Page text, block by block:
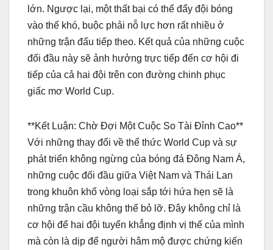
lớn. Ngược lại, một thất bại có thể đẩy đội bóng
vào thế khó, buộc phải nỗ lực hơn rất nhiều ở
những trận đấu tiếp theo. Kết quả của những cuộc
đối đầu này sẽ ảnh hưởng trực tiếp đến cơ hội đi
tiếp của cả hai đội trên con đường chinh phục
giấc mơ World Cup.
**Kết Luận: Chờ Đợi Một Cuộc So Tài Đỉnh Cao**
Với những thay đổi về thể thức World Cup và sự
phát triển không ngừng của bóng đá Đông Nam Á,
những cuộc đối đầu giữa Việt Nam và Thái Lan
trong khuôn khổ vòng loại sắp tới hứa hẹn sẽ là
những trận cầu không thể bỏ lỡ. Đây không chỉ là
cơ hội để hai đội tuyển khẳng định vị thế của mình
mà còn là dịp để người hâm mộ được chứng kiến